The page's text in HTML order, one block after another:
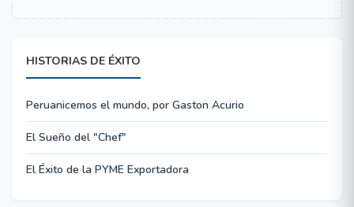
HISTORIAS DE ÉXITO
Peruanicemos el mundo, por Gaston Acurio
El Sueño del "Chef"
El Éxito de la PYME Exportadora